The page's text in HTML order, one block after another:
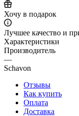
Хочу в подарок
Лучшее качество и
Характеристики
Производитель
—
Schavon
Отзывы
Как купить
Оплата
Доставка